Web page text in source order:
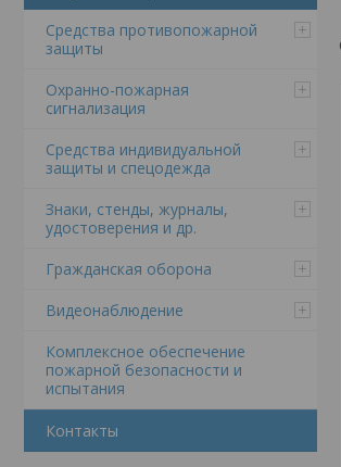
Средства противопожарной
защиты
Охранно-пожарная
сигнализация
Средства индивидуальной
защиты и спецодежда
Знаки, стенды, журналы,
удостоверения и др.
Гражданская оборона
Видеонаблюдение
Комплексное обеспечение
пожарной безопасности и
испытания
Контакты